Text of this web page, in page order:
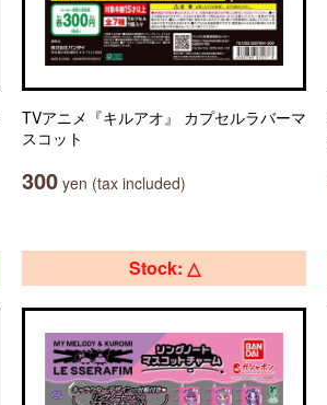
TVアニメ『キルアオ』 カプセルラバーマ
スコット
300 yen (tax included)
Stock: △